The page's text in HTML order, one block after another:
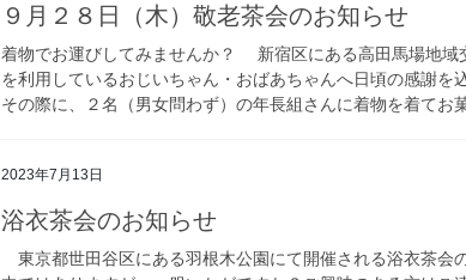
９月２８日（木）敬老茶会のお知らせ
着物でお運びしてみませんか？ 新宿区にある高田馬場地域
を利用しているおじいちゃん・おばあちゃんへ日頃の感謝を
その際に、２名（男女問わず）の年長組さんに着物を着てお
2023年7月13日
浴衣茶会のお知らせ
東京都世田谷区にある羽根木公園にて開催される浴衣茶